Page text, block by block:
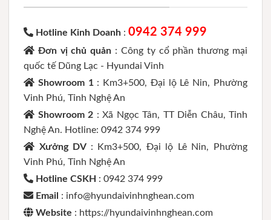
Hotline Kinh Doanh : 0942 374 999
Đơn vị chủ quản : Công ty cổ phần thương mại
quốc tế Dũng Lạc - Hyundai Vinh
Showroom 1 : Km3+500, Đại lộ Lê Nin, Phường
Vinh Phú, Tỉnh Nghệ An
Showroom 2 : Xã Ngọc Tân, TT Diễn Châu, Tỉnh
Nghệ An. Hotline: 0942 374 999
Xưởng DV : Km3+500, Đại lộ Lê Nin, Phường
Vinh Phú, Tỉnh Nghệ An
Hotline CSKH : 0942 374 999
Email : info@hyundaivinhnghean.com
Website : https://hyundaivinhnghean.com